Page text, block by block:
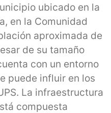
ubicado en la
en la Comunidad
aproximada de
de su tamaño
con un entorno
puede influir en los
La infraestructura
compuesta